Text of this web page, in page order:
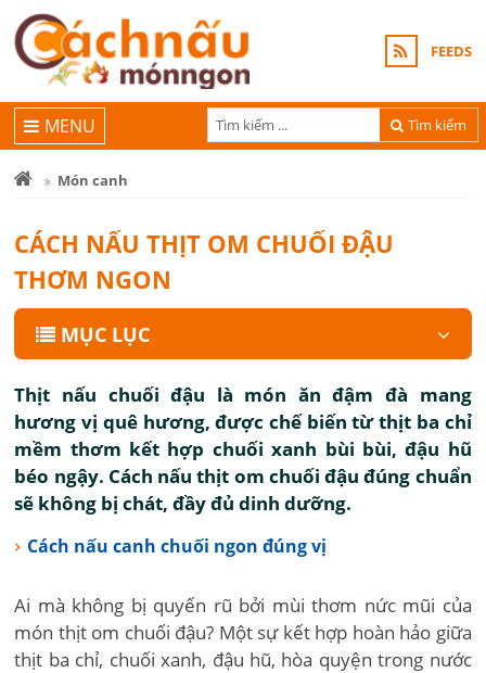
FEEDS
Tìm kiếm
MENU
Món canh
CÁCH NẤU THỊT OM CHUỐI ĐẬU
THƠM NGON
MỤC LỤC
Thịt nấu chuối đậu là món ăn đậm đà mang
hương vị quê hương, được chế biến từ thịt ba chỉ
mềm thơm kết hợp chuối xanh bùi bùi, đậu hũ
béo ngậy. Cách nấu thịt om chuối đậu đúng chuẩn
sẽ không bị chát, đầy đủ dinh dưỡng.
Cách nấu canh chuối ngon đúng vị
Ai mà không bị quyến rũ bởi mùi thơm nức mũi của
món thịt om chuối đậu? Một sự kết hợp hoàn hảo giữa
thịt ba chỉ, chuối xanh, đậu hũ, hòa quyện trong nước